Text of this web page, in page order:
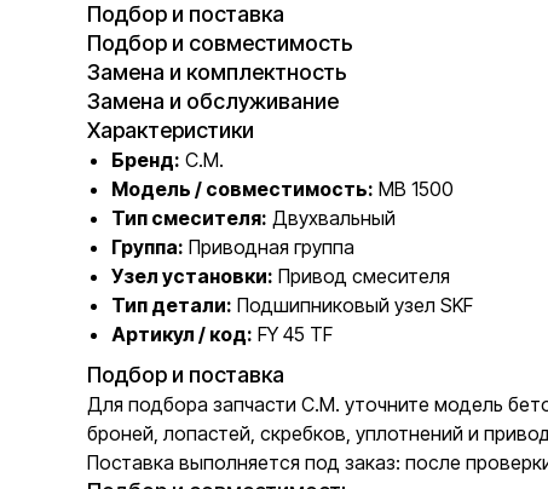
Подбор и поставка
Подбор и совместимость
Замена и комплектность
Замена и обслуживание
Характеристики
Бренд: C.M.
Модель / совместимость: MB 1500
Тип смесителя: Двухвальный
Группа: Приводная группа
Узел установки: Привод смесителя
Тип детали: Подшипниковый узел SKF
Артикул / код: FY 45 TF
Подбор и поставка
Для подбора запчасти C.M. уточните модель
броней, лопастей, скребков, уплотнений и
Поставка выполняется под заказ: после